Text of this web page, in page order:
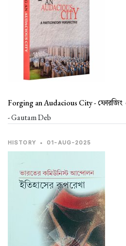
Forging an Audacious City -ফোরজিং
- Gautam Deb
HISTORY • 01-AUG-2025